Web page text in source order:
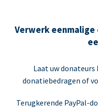
Verwerk
Laat uw
donatiebedragen of
Terugkerende PayPal-